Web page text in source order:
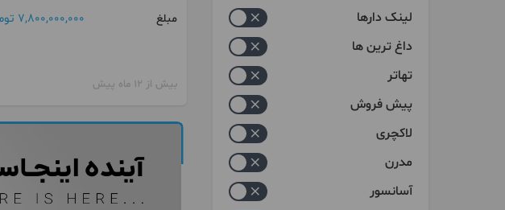
لینک دارها
داغ ترین ها
تهاتر
پیش فروش
لاکچری
مدرن
آسانسور
مبلغ 7,800,000,000 تومان
بیش از 12 ماه پیش